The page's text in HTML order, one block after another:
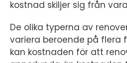
kostnad skiljer sig från
De olika typerna av
variera beroende på flera
kan kostnaden för att